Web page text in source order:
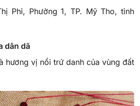
Phỉ, Phường 1, TP. Mỹ Tho, tỉnh
dân dã
hương vị nổi trứ danh của vùng đất